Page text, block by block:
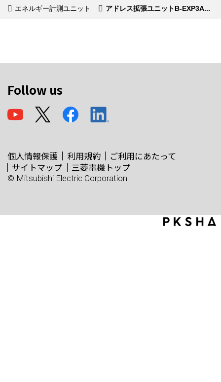
エネルギー計測ユニット
アドレス拡張ユニットB-EXP3A...
Follow us
個人情報保護 利用規約
ご利用にあたって
サイトマップ
三菱電機トップ
© Mitsubishi Electric Corporation